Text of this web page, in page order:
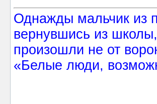
Однажды мальчик из
вернувшись из
произошли не от
«Белые люди,